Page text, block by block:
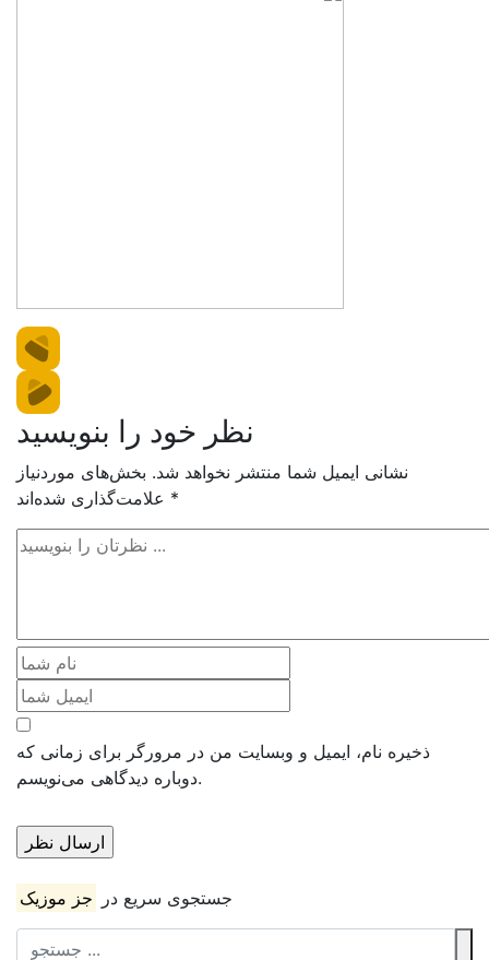
نظر خود را بنویسید
نشانی ایمیل شما منتشر نخواهد شد. بخش‌های موردنیاز
*
ذخیره نام، ایمیل و وبسایت من در مرورگر برای زمانی که
دوباره دیدگاهی می‌نویسم.
جستجوی سریع در جز موزیک